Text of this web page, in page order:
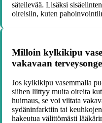
säteilevää. Lisäksi
oireisiin, kuten
Milloin kylkikipu
vakavaan
Jos kylkikipu vasemmalla
siihen liittyy muita oireita
huimaus, se voi viitata
sydäninfarktiin tai
hakeutua välittömästi